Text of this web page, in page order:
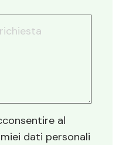
al
dati personali